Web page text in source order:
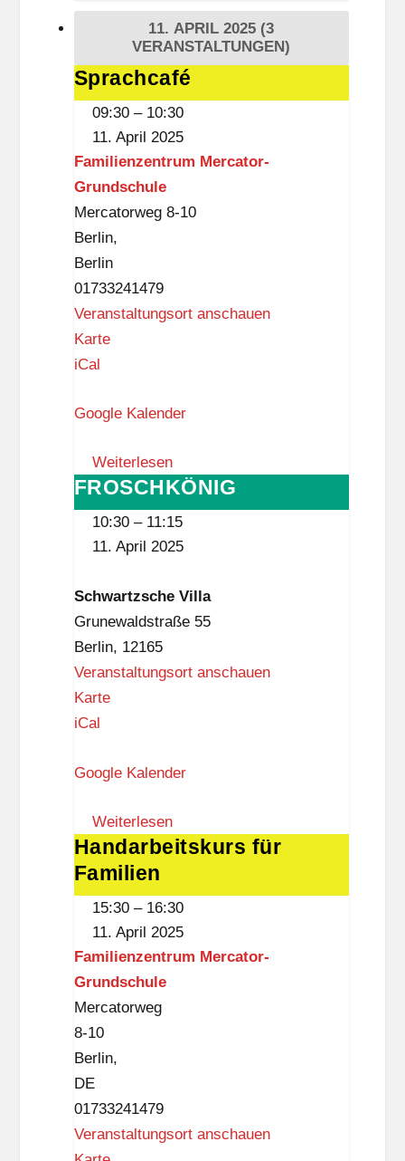
o
-
G
r
u
n
d
s
c
h
u
l
e
i
i
t
k
n
a
p
p
11. APRIL 2025 (3
VERANSTALTUNGEN)
Sprachcafé
Sprachcafé
09:30 – 10:30
11. April 2025
Familienzentrum Mercator-
Grundschule
Mercatorweg 8-10
Berlin,
Berlin
01733241479
Veranstaltungsort anschauen
KarteF
i
i
e
n
n
t
r
u
m
r
a
t
o
r
G
c
iCal
Google Kalender
Weiterlesen
FROSCHKÖNIG
FROSCHKÖNIG
10:30 – 11:15
11. April 2025
Schwartzsche Villa
Grunewaldstraße 55
Berlin, 12165
Veranstaltungsort anschauen
KarteS
w
r
t
z
s
h
e
V
l
a
iCal
Google Kalender
Weiterlesen
Handarbeitskurs
für
Familien
Handarbeitskurs für
Familien
15:30 – 16:30
11. April 2025
Familienzentrum Mercator-
Grundschule
Mercatorweg
8-10
Berlin,
DE
01733241479
Veranstaltungsort anschauen